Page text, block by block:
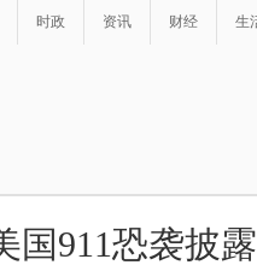
时政 资讯 财经 生
国911恐袭披